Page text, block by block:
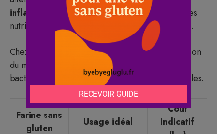
inflammation
chronique, limitant l’absorption des
nutriments et favorisant le gonflement abdominal.
Chez les personnes non cœliaques, la perturbation
du microbiote et la diminution de la diversité
bactérienne expliquent l’apparition de ces troubles.
Farine sans
gluten
Usage idéal
Coût
indicatif